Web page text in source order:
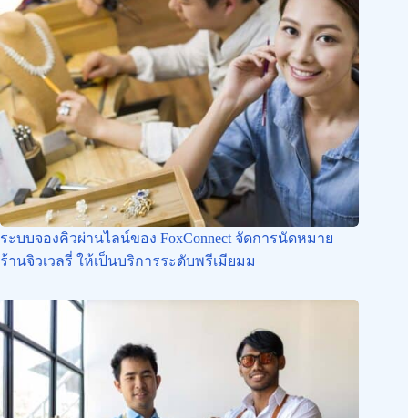
ระบบจองคิวผ่านไลน์ของ FoxConnect จัดการนัดหมาย
ร้านจิวเวลรี่ ให้เป็นบริการระดับพรีเมียมม